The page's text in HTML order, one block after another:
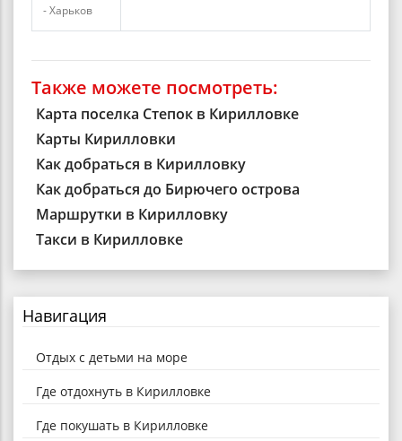
- Харьков
Также можете посмотреть:
Карта поселка Степок в Кирилловке
Карты Кирилловки
Как добраться в Кирилловку
Как добраться до Бирючего острова
Маршрутки в Кирилловку
Такси в Кирилловке
Навигация
Отдых с детьми на море
Где отдохнуть в Кирилловке
Где покушать в Кирилловке